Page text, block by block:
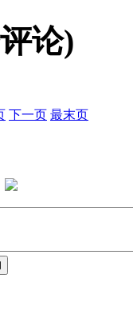
论)
下一页 最末页